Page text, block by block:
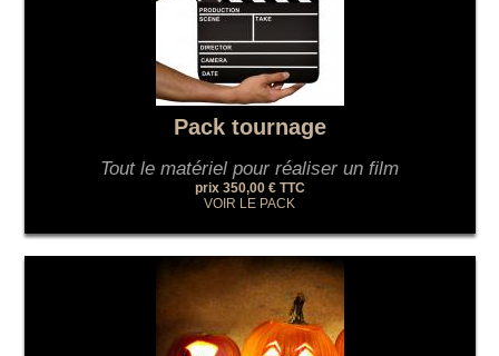
Pack tournage
Tout le matériel pour réaliser un film
prix 350,00 € TTC
VOIR LE PACK